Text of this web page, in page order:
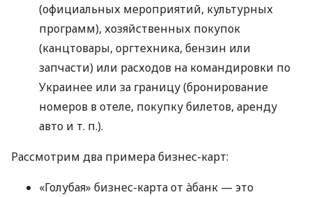
(официальных мероприятий, культурных
программ), хозяйственных покупок
(канцтовары, оргтехника, бензин или
запчасти) или расходов на командировки по
Украинее или за границу (бронирование
номеров в отеле, покупку билетов, аренду
авто и т. п.).
Рассмотрим два примера бизнес-карт:
«Голубая» бизнес-карта от àбанк — это